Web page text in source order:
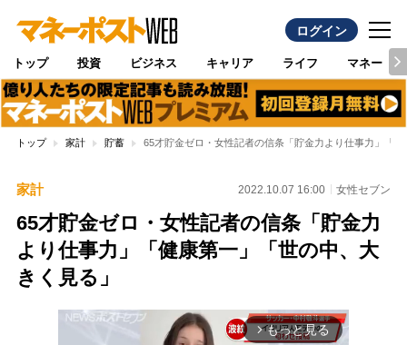
ログイン
トップ 投資 ビジネス キャリア ライフ マネー
トップ 家計 貯蓄 65才貯金ゼロ・女性記者の信条「貯金力より仕事力」「
家計 2022.10.07 16:00 女性セブン
65才貯金ゼロ・女性記者の信条「貯金力
より仕事力」「健康第一」「世の中、大
きく見る」
arrow_forward_ios もっと見る